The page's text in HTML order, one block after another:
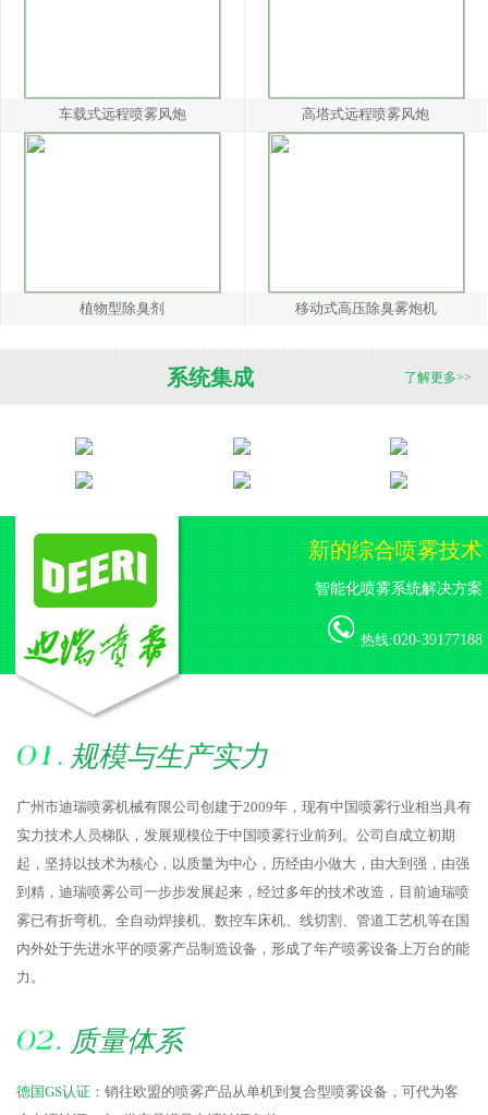
车载式远程喷雾风炮 高塔式远程喷雾风炮
植物型除臭剂 移动式高压除臭雾炮机
了解更多>>
系统集成
新的综合喷雾技术
智能化喷雾系统解决方案
热线:020-39177188
规模与生产实力
广州市迪瑞喷雾机械有限公司创建于2009年，现有中国喷雾行业相当具有
实力技术人员梯队，发展规模位于中国喷雾行业前列。公司自成立初期
起，坚持以技术为核心，以质量为中心，历经由小做大，由大到强，由强
到精，迪瑞喷雾公司一步步发展起来，经过多年的技术改造，目前迪瑞喷
雾已有折弯机、全自动焊接机、数控车床机、线切割、管道工艺机等在国
内外处于先进水平的喷雾产品制造设备，形成了年产喷雾设备上万台的能
力。
质量体系
德国GS认证： 销往欧盟的喷雾产品从单机到复合型喷雾设备，可代为客